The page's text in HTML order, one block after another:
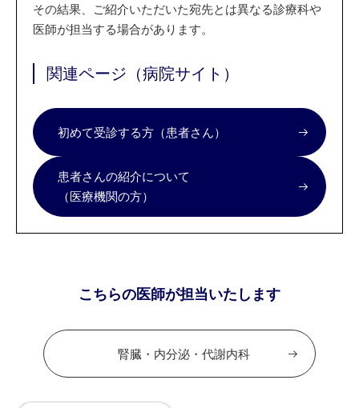
その結果、ご紹介いただいた宛先とは異なる診療科や
医師が担当する場合があります。
関連ページ（病院サイト）
初めて受診する方（患者さん）
患者さんの紹介について
（医療機関の方）
こちらの医師が担当いたします
腎臓・内分泌・代謝内科